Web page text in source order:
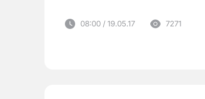
08:00 / 19.05.17 7271